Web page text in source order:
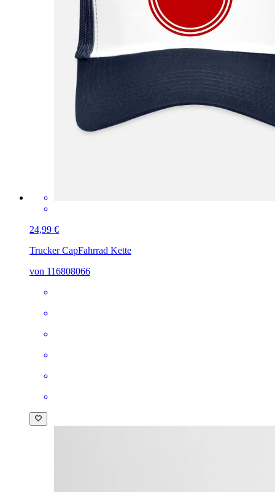
24,99 €
Trucker CapFahrrad Kette
von 116808066